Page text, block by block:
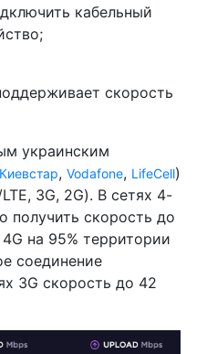
кабельный
скорость
украинским
Киевстар, Vodafone, LifeCell)
3G, 2G). В сетях 4-
получить скорость до
на 95% территории
соединение
3G скорость до 42